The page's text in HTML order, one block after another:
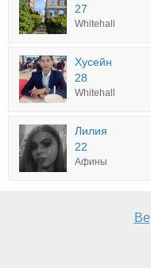
27
Whitehall
Хусейн
28
Whitehall
Лилия
22
Афины